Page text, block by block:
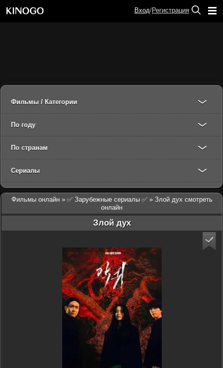
Фильмы / Категории
По году
По странам
Сериалы
Фильмы онлайн » ✅ Зарубежные сериалы ✅ » Злой дух смотреть
онлайн
Злой дух
Вход/Регистрация